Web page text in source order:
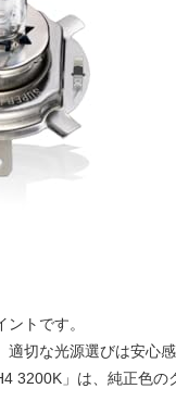
トです。
切な光源選びは安心感
3200K」は、純正色